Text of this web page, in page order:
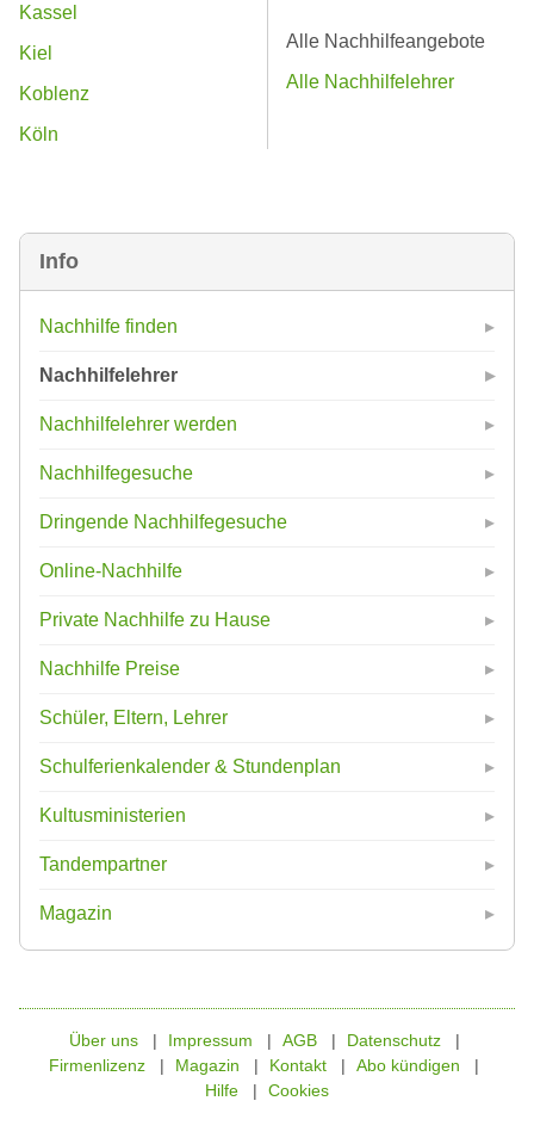
Info
Nachhilfe finden
Nachhilfelehrer
Nachhilfelehrer werden
Nachhilfegesuche
Dringende Nachhilfegesuche
Online-Nachhilfe
Private Nachhilfe zu Hause
Nachhilfe Preise
Schüler, Eltern, Lehrer
Schulferienkalender & Stundenplan
Kultusministerien
Tandempartner
Magazin
Kassel
Kiel
Koblenz
Köln
Alle Nachhilfeangebote
Alle Nachhilfelehrer
Über uns Impressum AGB
Datenschutz
Firmenlizenz
Magazin Kontakt
Abo kündigen
Hilfe
Cookies